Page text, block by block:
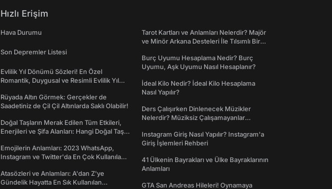
Hızlı Erişim
Hava Durumu
Son Depremler Listesi
Evlilik Yıl Dönümü Sözleri! En Özel
Romantik, Duygusal ve Resimli Evlilik Yıl
Rüyada Altın Görmek: Gerçekler de
Saadetiniz de Çil Çil Altınlarda Saklı Olabilir!
Doğal Taşların Merak Edilen Tüm Etkileri,
Enerjileri ve Şifa Alanları: Hangi Doğal Taş
Emojilerin Anlamları: 2023 WhatsApp,
Instagram ve Twitter'da En Çok Kullanılan
Atasözleri ve Anlamları: A'dan Z'ye
Gündelik Hayatta En Sık Kullanılan
Tarot Kartları ve Anlamları Nelerdir? Majör
ve Minör Arkana Desteleri İle Tılsımlı Bir
Burç Uyumu Hesaplama Nedir? Burç
Uyumu, Aşk Uyumu Nasıl Hesaplanır?
İdeal Kilo Nedir? İdeal Kilo Hesaplama
Nasıl Yapılır?
Ders Çalışırken Dinlenecek Müzikler
Nelerdir? Müziksiz Çalışamayanlar
Instagram Giriş Nasıl Yapılır? Instagram'a
Giriş İşlemleri Rehberi
41 Ülkenin Bayrakları ve Ülke Bayraklarının
Anlamları
GTA San Andreas Hileleri! Oynamaya